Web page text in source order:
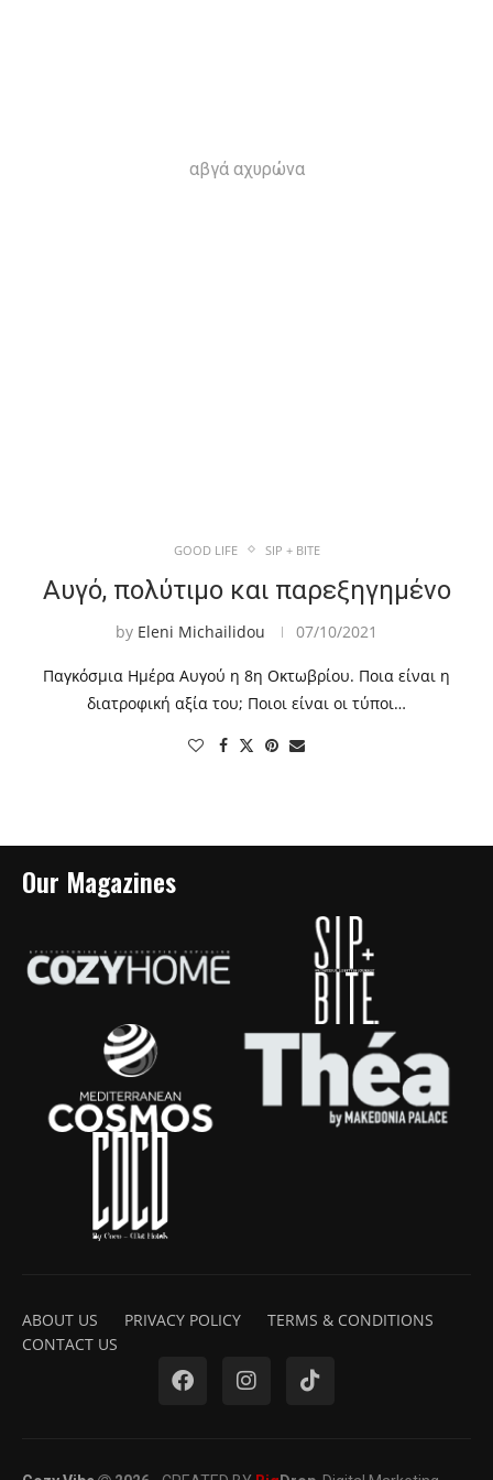
αβγά αχυρώνα
GOOD LIFE SIP + BITE
Αυγό, πολύτιμο και παρεξηγημένο
by Eleni Michailidou 07/10/2021
Παγκόσμια Ημέρα Αυγού η 8η Οκτωβρίου. Ποια είναι η
διατροφική αξία του; Ποιοι είναι οι τύποι…
Our Magazines
ABOUT US PRIVACY POLICY
TERMS & CONDITIONS
CONTACT US